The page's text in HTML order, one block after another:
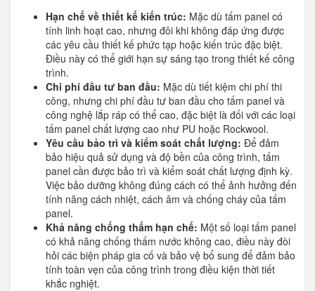
Hạn chế về thiết kế kiến trúc: Mặc dù tấm panel có
tính linh hoạt cao, nhưng đôi khi không đáp ứng được
các yêu cầu thiết kế phức tạp hoặc kiến trúc đặc biệt.
Điều này có thể giới hạn sự sáng tạo trong thiết kế công
trình.
Chi phí đầu tư ban đầu: Mặc dù tiết kiệm chi phí thi
công, nhưng chi phí đầu tư ban đầu cho tấm panel và
công nghệ lắp ráp có thể cao, đặc biệt là đối với các loại
tấm panel chất lượng cao như PU hoặc Rockwool.
Yêu cầu bảo trì và kiểm soát chất lượng: Để đảm
bảo hiệu quả sử dụng và độ bền của công trình, tấm
panel cần được bảo trì và kiểm soát chất lượng định kỳ.
Việc bảo dưỡng không đúng cách có thể ảnh hưởng đến
tính năng cách nhiệt, cách âm và chống cháy của tấm
panel.
Khả năng chống thấm hạn chế: Một số loại tấm panel
có khả năng chống thấm nước không cao, điều này đòi
hỏi các biện pháp gia cố và bảo vệ bổ sung để đảm bảo
tính toàn vẹn của công trình trong điều kiện thời tiết
khắc nghiệt.